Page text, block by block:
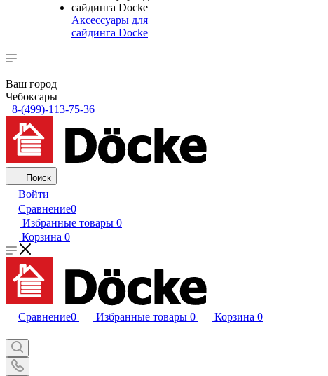
Аксессуары для
сайдинга Docke
Ваш город
Чебоксары
8-(499)-113-75-36
Поиск
Войти
Сравнение0
Избранные товары 0
Корзина 0
Сравнение0 Избранные товары 0 Корзина 0